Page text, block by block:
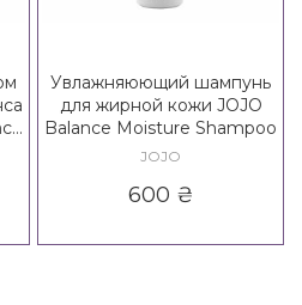
Увлажняюющий шампунь
для жирной кожи JOJO
Balance Moisture Shampoo
JOJO
600 ₴